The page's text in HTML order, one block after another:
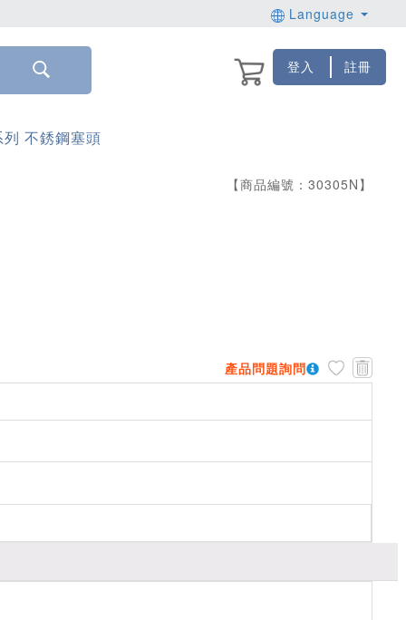
Language
登入 註冊
不銹鋼塞頭
【商品編號： 30305N 】
產品問題詢問